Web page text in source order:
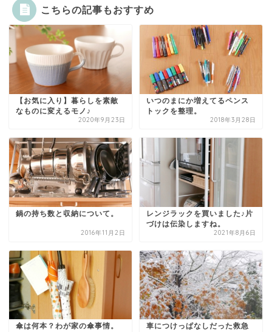
こちらの記事もおすすめ
【お気に入り】暮らしを素敵
なものに変えるモノ♪
2020年9月23日
いつのまにか増えてるペンス
トックを整理。
2018年3月28日
鍋の持ち数と収納について。
2016年11月2日
レンジラックを買いました♪片
づけは伝染しますね。
2021年8月6日
傘は何本？わが家の傘事情。 車につけっぱなしだった救急